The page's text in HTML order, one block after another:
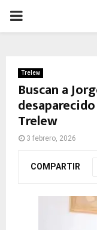
PRIMARY
Trelew
Buscan a
Trelew
3 febrero, 2026
COMPARTIR